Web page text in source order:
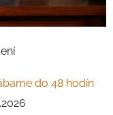
do 48 hodín